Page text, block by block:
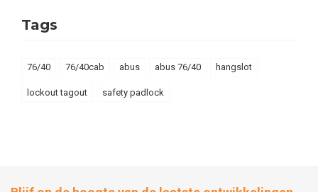
Tags
76/40 76/40cab abus abus 76/40 hangslot
lockout tagout safety padlock